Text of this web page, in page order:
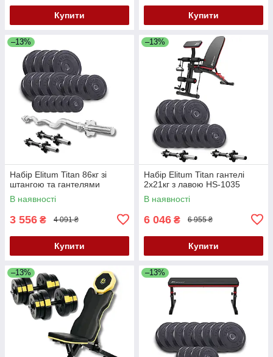
Купити Купити
–13%
Набір Elitum Titan 86кг зі
штангою та гантелями
В наявності
3 556 ₴ 4 091 ₴
Купити
–13%
Набір Elitum Titan гантелі
2х21кг з лавою HS-1035
В наявності
6 046 ₴ 6 955 ₴
Купити
–13% –13%